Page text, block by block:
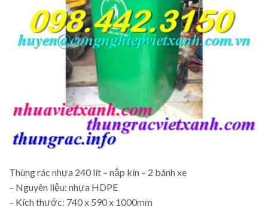
Thùng rác nhựa 240 lít – nắp kín – 2 bánh xe
– Nguyên liệu: nhựa HDPE
– Kích thước: 740 x 590 x 1000mm